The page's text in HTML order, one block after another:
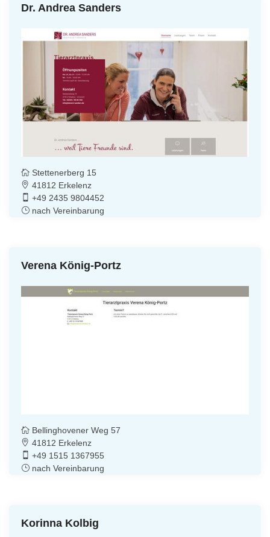
Dr. Andrea Sanders
Stettenerberg 15
41812 Erkelenz
+49 2435 9804452
nach Vereinbarung
Verena König-Portz
Bellinghovener Weg 57
41812 Erkelenz
+49 1515 1367955
nach Vereinbarung
Korinna Kolbig